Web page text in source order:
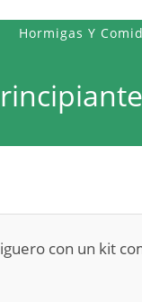
Hormigas Y
con un kit